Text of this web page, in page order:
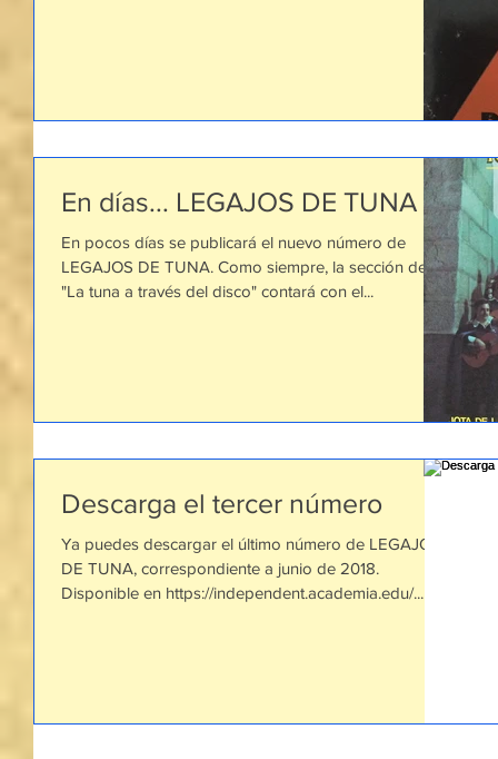
En días... LEGAJOS DE TUNA
En pocos días se publicará el nuevo número de
LEGAJOS DE TUNA. Como siempre, la sección de
"La tuna a través del disco" contará con el...
Descarga el tercer número
Ya puedes descargar el último número de LEGAJOS
DE TUNA, correspondiente a junio de 2018.
Disponible en https://independent.academia.edu/...